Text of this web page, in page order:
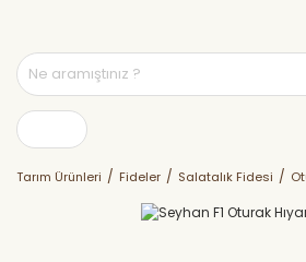
Tarım Ürünleri Fideler Salatalık Fidesi